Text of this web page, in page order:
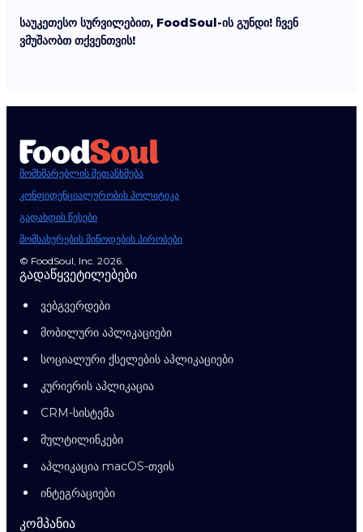
საუკეთესო სურვილებით, FoodSoul-ის გუნდი! ჩვენ
ვმუშაობთ თქვენთვის!
მომხმარებლის შეთანხმება
კონფიდენციალურობის პოლიტიკა
გადახდის წესები
მომსახურების მიწოდების პირობები
© FoodSoul, Inc. 2026.
გადაწყვეტილებები
ვებგვერდები
მობილური აპლიკაციები
სოციალური ქსელების აპლიკაციები
კურიერის აპლიკაცია
CRM-სისტემა
მულტილინკები
აპლიკაცია macOS-თვის
ინტეგრაციები
კომპანია